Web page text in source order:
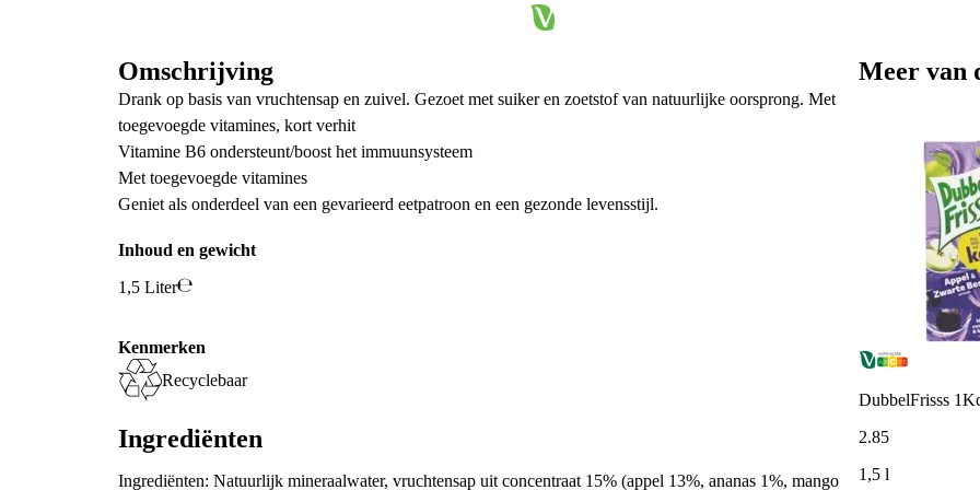
Omschrijving
Drank op basis van vruchtensap en zuivel. Gezoet met suiker en zoetstof van natuurlijke oorsprong. Met
toegevoegde vitamines, kort verhit
Vitamine B6 ondersteunt/boost het immuunsysteem
Met toegevoegde vitamines
Geniet als onderdeel van een gevarieerd eetpatroon en een gezonde levensstijl.
Inhoud en gewicht
1,5 Liter
Kenmerken
Recyclebaar
Ingrediënten
Ingrediënten: Natuurlijk mineraalwater, vruchtensap uit concentraat 15% (appel 13%, ananas 1%, mango
Meer van
DubbelFrisss
2.85
1,5 l